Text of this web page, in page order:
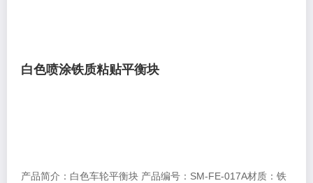
白色喷涂铁质粘贴平衡块
产品简介：白色车轮平衡块 产品编号：SM-FE-017A材质：铁